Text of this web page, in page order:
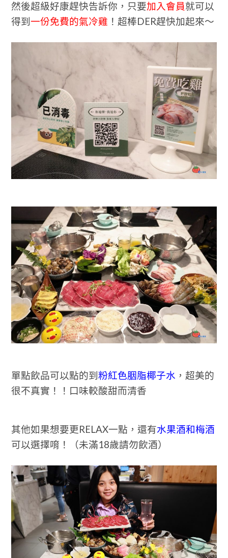
然後超級好康趕快告訴你，只要加入會員就可以
得到一份免費的氣冷雞 ！超棒DER趕快加起來～
單點飲品可以點的到粉紅色胭脂椰子水 ，超美的
很不真實！！口味較酸甜而清香
其他如果想要更RELAX一點，還有水果酒和梅酒
可以選擇唷！（未滿18歲請勿飲酒）